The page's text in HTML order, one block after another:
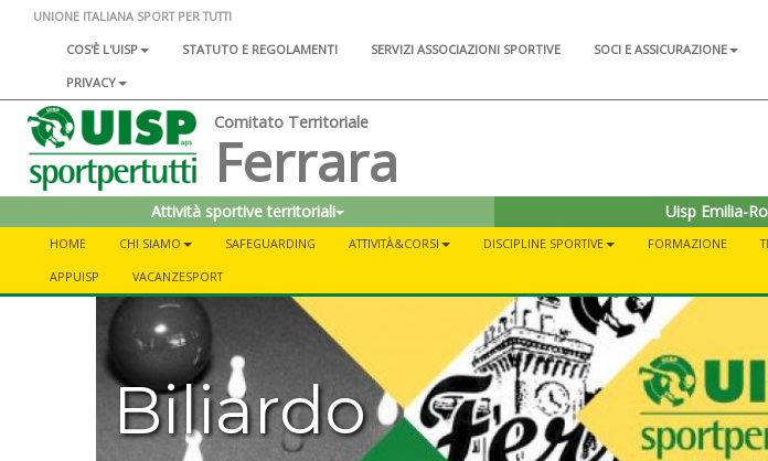
UNIONE ITALIANA SPORT PER TUTTI
COS'È L'UISP
STATUTO E REGOLAMENTI SERVIZI ASSOCIAZIONI SPORTIVE SOCI E ASSICURAZIONE
PRIVACY
Comitato Territoriale
Ferrara
Attività sportive territoriali Uisp Emilia-
HOME CHI SIAMO SAFEGUARDING ATTIVITÀ&CORSI DISCIPLINE SPORTIVE FORMAZIONE
APPUISP
VACANZESPORT
Biliardo